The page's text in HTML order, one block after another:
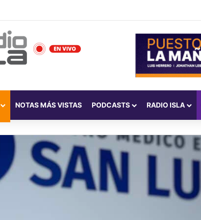
NOTAS MÁS VISTAS PODCASTS RADIO ISLA